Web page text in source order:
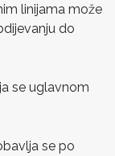
linijama može
do
se uglavnom
se po